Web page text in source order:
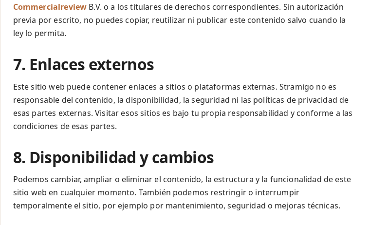
Commercialreview B.V. o a los titulares de derechos correspondientes. Sin autorización
previa por escrito, no puedes copiar, reutilizar ni publicar este contenido salvo cuando la
ley lo permita.
7. Enlaces externos
Este sitio web puede contener enlaces a sitios o plataformas externas. Stramigo no es
responsable del contenido, la disponibilidad, la seguridad ni las políticas de privacidad de
esas partes externas. Visitar esos sitios es bajo tu propia responsabilidad y conforme a las
condiciones de esas partes.
8. Disponibilidad y cambios
Podemos cambiar, ampliar o eliminar el contenido, la estructura y la funcionalidad de este
sitio web en cualquier momento. También podemos restringir o interrumpir
temporalmente el sitio, por ejemplo por mantenimiento, seguridad o mejoras técnicas.